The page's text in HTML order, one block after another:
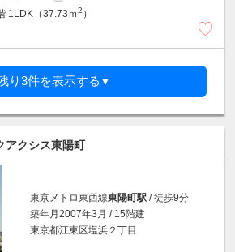
1LDK（37.73ｍ2 ）
り3件を表示する ▼
アクシス東陽町
東京メトロ東西線東陽町駅 / 徒歩9分
築年月2007年3月 / 15階建
東京都江東区塩浜２丁目